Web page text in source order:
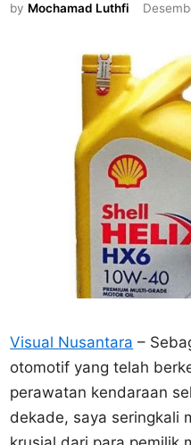
iby Mochamad Luthfi
Visual Nusantara –
otomotif yang telah
perawatan kendaraan
dekade, saya seringkali